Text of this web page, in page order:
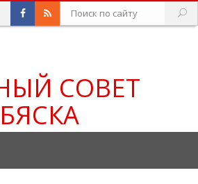
СОВЕТ